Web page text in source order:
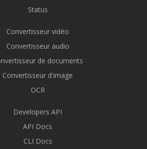
Status
Convertisseur vidéo
Convertisseur audio
de documents
Convertisseur d'image
OCR
Developers API
API Docs
CLI Docs